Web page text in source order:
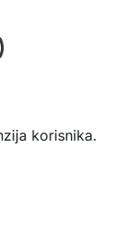
korisnika.